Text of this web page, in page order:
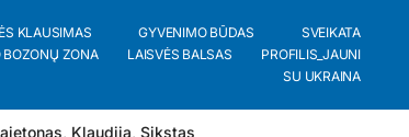
KLAUSIMAS GYVENIMO BŪDAS
SVEIKATA
BOZONŲ ZONA LAISVĖS BALSAS
PROFILIS_JAUNI
SU UKRAINA
, Klaudija, Sikstas